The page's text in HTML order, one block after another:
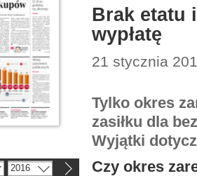
Brak etatu
wypłatę
21 stycznia
Tylko okres
zasiłku dla
Wyjątki
Czy okres
2016